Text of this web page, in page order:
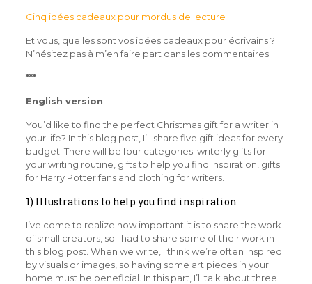
Cinq idées cadeaux pour mordus de lecture
Et vous, quelles sont vos idées cadeaux pour écrivains ?
N’hésitez pas à m’en faire part dans les commentaires.
***
English version
You’d like to find the perfect Christmas gift for a writer in
your life? In this blog post, I’ll share five gift ideas for every
budget. There will be four categories: writerly gifts for
your writing routine, gifts to help you find inspiration, gifts
for Harry Potter fans and clothing for writers.
1) Illustrations to help you find inspiration
I’ve come to realize how important it is to share the work
of small creators, so I had to share some of their work in
this blog post. When we write, I think we’re often inspired
by visuals or images, so having some art pieces in your
home must be beneficial. In this part, I’ll talk about three